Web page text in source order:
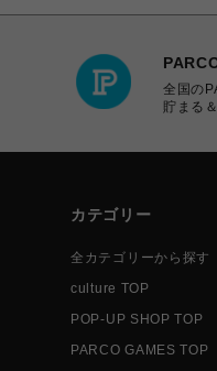
全国の
貯まる
カテゴリー
全カテゴリーから探す
culture TOP
POP-UP SHOP TOP
PARCO GAMES TOP